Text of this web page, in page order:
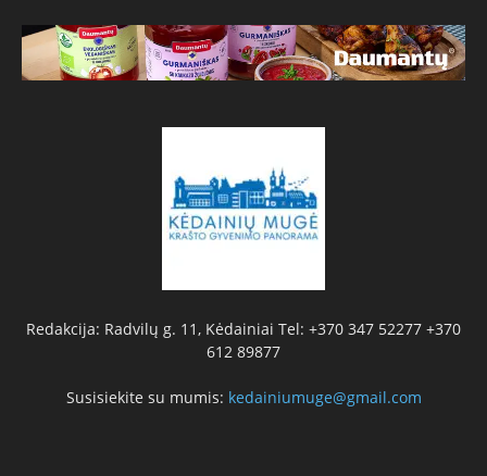
Redakcija: Radvilų g. 11, Kėdainiai Tel: +370 347 52277 +370
612 89877
Susisiekite su mumis: kedainiumuge@gmail.com